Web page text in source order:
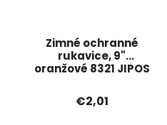
Zimné ochranné
rukavice, 9"
oranžové 8321 JIPOS
€2,01